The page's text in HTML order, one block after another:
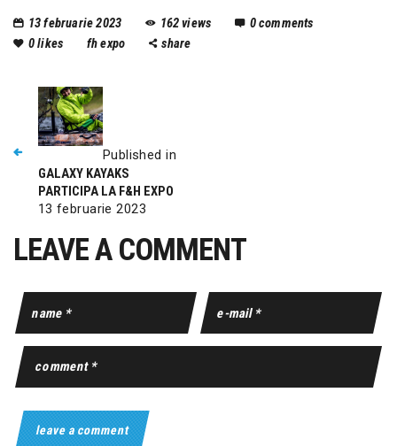
13 februarie 2023 162views 0comments
0likes fh expo share
Published in
GALAXY KAYAKS
PARTICIPA LA F&H EXPO
13 februarie 2023
LEAVE A COMMENT